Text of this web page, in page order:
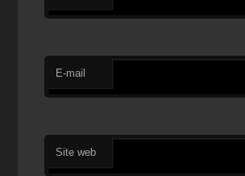
E-mail
Site web